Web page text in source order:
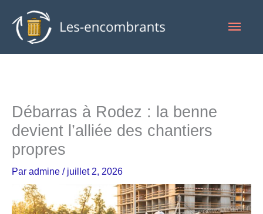
contenu
Débarras à Rodez : la benne
devient l’alliée des chantiers
propres
Par admine / juillet 2, 2026